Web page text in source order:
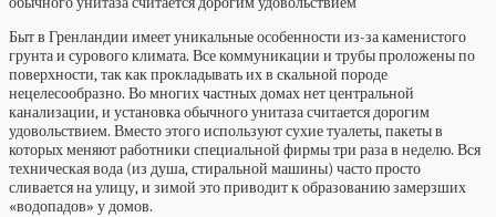
Быт в Гренландии имеет уникальные особенности из-за каменистого
грунта и сурового климата. Все коммуникации и трубы проложены по
поверхности, так как прокладывать их в скальной породе
нецелесообразно. Во многих частных домах нет центральной
канализации, и установка обычного унитаза считается дорогим
удовольствием. Вместо этого используют сухие туалеты, пакеты в
которых меняют работники специальной фирмы три раза в неделю. Вся
техническая вода (из душа, стиральной машины) часто просто
сливается на улицу, и зимой это приводит к образованию замерзших
«водопадов» у домов.